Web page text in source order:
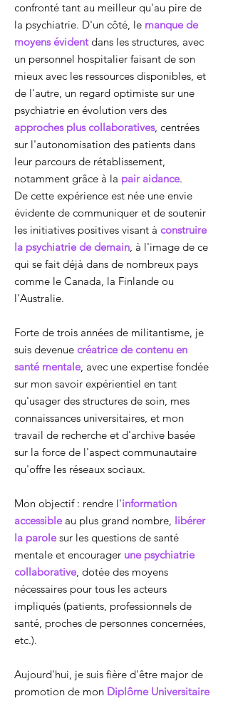
confronté tant au meilleur qu'au pire de
la psychiatrie. D'un côté, le manque de
moyens évidentdans les structures, avec
un personnel hospitalier faisant de son
mieux avec les ressources disponibles, et
de l'autre, un regard optimiste sur une
psychiatrie en évolution vers des
approches plus collaboratives, centrées
sur l'autonomisation des patients dans
leur parcours de rétablissement,
notamment grâce à la pair aidance.
De cette expérience est née une envie
évidente de communiquer et de soutenir
les initiatives positives visant à construire
la psychiatrie de demain, à l'image de ce
qui se fait déjà dans de nombreux pays
comme le Canada, la Finlande ou
l'Australie.
Forte de trois années de militantisme, je
suis devenue créatrice de contenu en
santé mentale, avec une expertise fondée
sur mon savoir expérientiel en tant
qu'usager des structures de soin, mes
connaissances universitaires, et mon
travail de recherche et d'archive basée
sur la force de l'aspect communautaire
qu'offre les réseaux sociaux.
Mon objectif : rendre l'information
accessible au plus grand nombre, libérer
la parole sur les questions de santé
mentale et encourager une psychiatrie
collaborative, dotée des moyens
nécessaires pour tous les acteurs
impliqués (patients, professionnels de
santé, proches de personnes concernées,
etc.).
Aujourd'hui, je suis fière d'être major de
promotion de mon Diplôme Universitaire